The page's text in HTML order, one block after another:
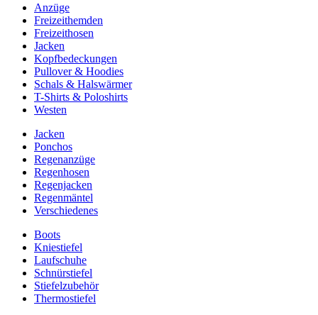
Anzüge
Freizeithemden
Freizeithosen
Jacken
Kopfbedeckungen
Pullover & Hoodies
Schals & Halswärmer
T-Shirts & Poloshirts
Westen
Jacken
Ponchos
Regenanzüge
Regenhosen
Regenjacken
Regenmäntel
Verschiedenes
Boots
Kniestiefel
Laufschuhe
Schnürstiefel
Stiefelzubehör
Thermostiefel